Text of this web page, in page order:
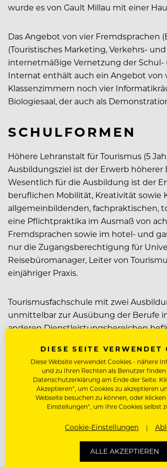
wurde es von Gault Millau mit einer
Das Angebot von vier Fremdsprachen
(Touristisches Marketing, Verkehrs-
internetmäßige Vernetzung der Schul-
Internat enthält auch ein Angebot von
Klassenzimmern noch vier
Biologiesaal, der auch als
SCHULFORMEN
Höhere Lehranstalt für Tourismus (5
Ausbildungsziel ist der Erwerb
Wesentlich für die Ausbildung ist der
beruflichen Mobilität, Kreativität sowie
allgemeinbildenden, fachpraktischen,
eine Pflichtpraktika im Ausmaß von
Fremdsprachen sowie im hotel- und
nur die Zugangsberechtigung für
Reisebüromanager, Leiter von
einjähriger Praxis.
Tourismusfachschule mit zwei
unmittelbar zur Ausübung der Berufe
anderen Dienstleistungsbereichen
Pflichtpraktika sollten jeweils zu 50%
Im Rahmen der Tourismusfachschule
Kommunikationstechnologie“ legt
und international zur Anwendung
Tourismuswirtschaft vorzubereiten.
Computer-Hardware und spezielle
Management sowie digitale
Destinationsmanagement oder um
DIESE SEITE VERWENDET
Diese Website verwendet Cookies - nähere
und zu Ihren Rechten als Benutzer finden
Datenschutzerklärung am Ende der Seite.
Akzeptieren“, um Cookies zu akzeptieren
Webseite besuchen zu können, oder klicken
Einstellungen“, um Ihre Cookies selbst
Cookie-Einstellungen
ALLE AKZEPTIEREN